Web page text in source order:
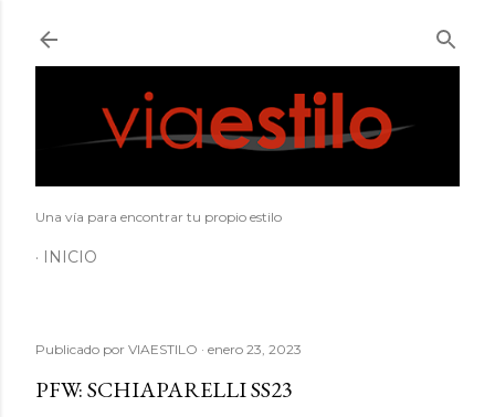
Una vía para encontrar tu propio estilo
INICIO
Publicado por VIAESTILO enero 23, 2023
PFW: SCHIAPARELLI SS23